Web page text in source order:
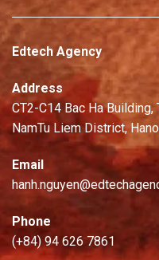
Edtech Agency
Address
CT2-C14 Bac Ha Building,
NamTu Liem District,
Email
Phone
(+84) 94 626 7861